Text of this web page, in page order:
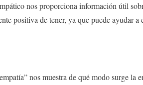
nos proporciona información útil
positiva de tener, ya que puede ayudar
nos muestra de qué modo surge la